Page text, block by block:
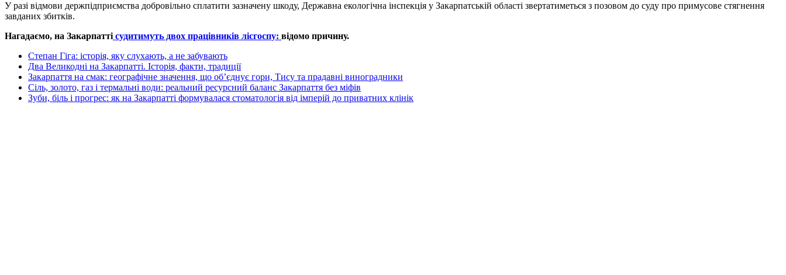
У разі відмови держпідприємства добровільно сплатити зазначену шкоду, Державна екологічна інспекція у Закарпатській області звертатиметься з позовом до суду про примусове стягнення
завданих збитків.
Нагадаємо, на Закарпатті судитимуть двох працівників лісгоспу: відомо причину.
Степан Гіга: історія, яку слухають, а не забувають
Два Великодні на Закарпатті. Історія, факти, традиції
Закарпаття на смак: географічне значення, що об’єднує гори, Тису та прадавні виноградники
Сіль, золото, газ і термальні води: реальний ресурсний баланс Закарпаття без міфів
Зуби, біль і прогрес: як на Закарпатті формувалася стоматологія від імперій до приватних клінік